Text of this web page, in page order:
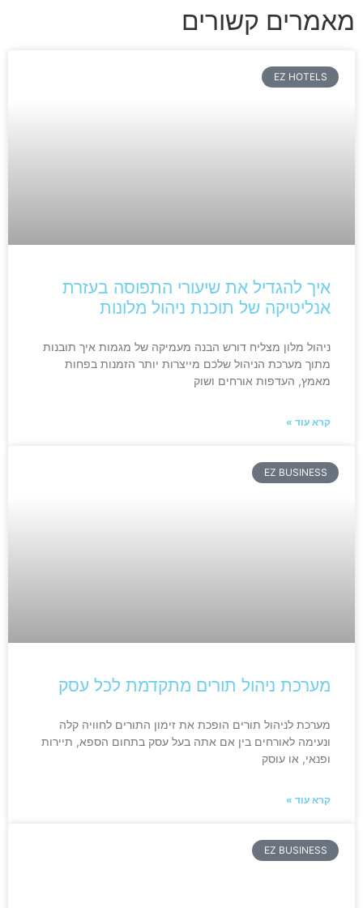
מאמרים קשורים
EZ HOTELS
איך להגדיל את שיעורי התפוסה בעזרת
אנליטיקה של תוכנת ניהול מלונות
ניהול מלון מצליח דורש הבנה מעמיקה של מגמות איך תובנות
מתוך מערכת הניהול שלכם מייצרות יותר הזמנות בפחות
מאמץ, העדפות אורחים ושוק
קרא עוד »
EZ BUSINESS
מערכת ניהול תורים מתקדמת לכל עסק
מערכת לניהול תורים הופכת את זימון התורים לחוויה קלה
ונעימה לאורחים בין אם אתה בעל עסק בתחום הספא, תיירות
ופנאי, או עוסק
קרא עוד »
EZ BUSINESS